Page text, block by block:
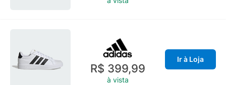
R$ 399,99
à vista
Ir à Loja